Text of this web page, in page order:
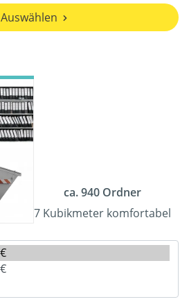
Auswählen
ca. 940 Ordner
7 Kubikmeter komfortabel